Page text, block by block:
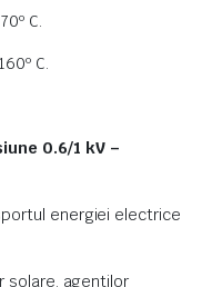
C.
C.
0.6/1 kV –
energiei electrice
solare, agentilor